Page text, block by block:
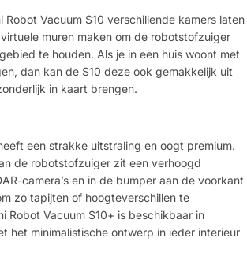
Robot Vacuum S10 verschillende kamers laten
muren maken om de robotstofzuiger
te houden. Als je in een huis woont met
dan kan de S10 deze ook gemakkelijk uit
in kaart brengen.
een strakke uitstraling en oogt premium.
de robotstofzuiger zit een verhoogd
camera’s en in de bumper aan de voorkant
zo tapijten of hoogteverschillen te
Robot Vacuum S10+ is beschikbaar in
het minimalistische ontwerp in ieder interieur
met * zijn verplicht